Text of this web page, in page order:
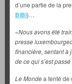
d’une partie de la
BiBi)…
«Nous avons été
presse
financière, sentant à
de ce qui s’est
Le Mondea tenté de